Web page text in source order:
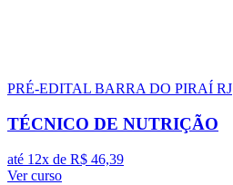
PRÉ-EDITAL BARRA DO PIRAÍ RJ
TÉCNICO DE NUTRIÇÃO
até 12x de R$ 46,39
Ver curso